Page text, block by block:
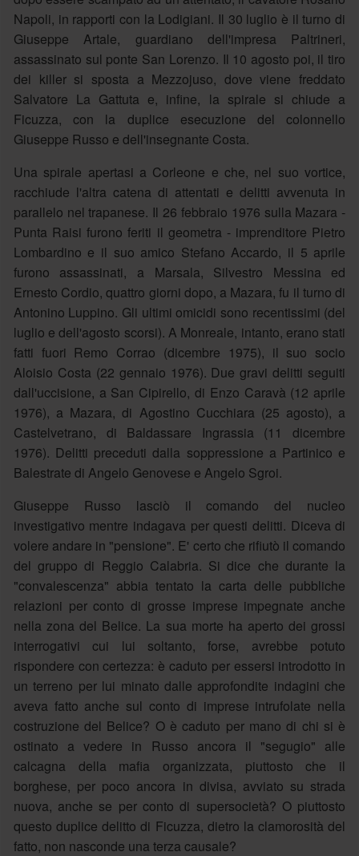
Napoli, in rapporti con la Lodigiani. Il 30 luglio è il turno di
Giuseppe Artale, guardiano dell'impresa Paltrineri,
assassinato sul ponte San Lorenzo. Il 10 agosto poi, il tiro
dei killer si sposta a Mezzojuso, dove viene freddato
Salvatore La Gattuta e, infine, la spirale si chiude a
Ficuzza, con la duplice esecuzione del colonnello
Giuseppe Russo e dell'insegnante Costa.
Una spirale apertasi a Corleone e che, nel suo vortice,
racchiude l'altra catena di attentati e delitti avvenuta in
parallelo nel trapanese. Il 26 febbraio 1976 sulla Mazara -
Punta Raisi furono feriti il geometra - imprenditore Pietro
Lombardino e il suo amico Stefano Accardo, il 5 aprile
furono assassinati, a Marsala, Silvestro Messina ed
Ernesto Cordio, quattro giorni dopo, a Mazara, fu il turno di
Antonino Luppino. Gli ultimi omicidi sono recentissimi (del
luglio e dell'agosto scorsi). A Monreale, intanto, erano stati
fatti fuori Remo Corrao (dicembre 1975), il suo socio
Aloisio Costa (22 gennaio 1976). Due gravi delitti seguiti
dall'uccisione, a San Cipirello, di Enzo Caravà (12 aprile
1976), a Mazara, di Agostino Cucchiara (25 agosto), a
Castelvetrano, di Baldassare Ingrassia (11 dicembre
1976). Delitti preceduti dalla soppressione a Partinico e
Balestrate di Angelo Genovese e Angelo Sgroi.
Giuseppe Russo lasciò il comando del nucleo
investigativo mentre indagava per questi delitti. Diceva di
volere andare in "pensione". E' certo che rifiutò il comando
del gruppo di Reggio Calabria. Si dice che durante la
"convalescenza" abbia tentato la carta delle pubbliche
relazioni per conto di grosse imprese impegnate anche
nella zona del Belice. La sua morte ha aperto dei grossi
interrogativi cui lui soltanto, forse, avrebbe potuto
rispondere con certezza: è caduto per essersi introdotto in
un terreno per lui minato dalle approfondite indagini che
aveva fatto anche sul conto di imprese intrufolate nella
costruzione del Belice? O è caduto per mano di chi si è
ostinato a vedere in Russo ancora il "segugio" alle
calcagna della mafia organizzata, piuttosto che il
borghese, per poco ancora in divisa, avviato su strada
nuova, anche se per conto di supersocietà? O piuttosto
questo duplice delitto di Ficuzza, dietro la clamorosità del
fatto, non nasconde una terza causale?